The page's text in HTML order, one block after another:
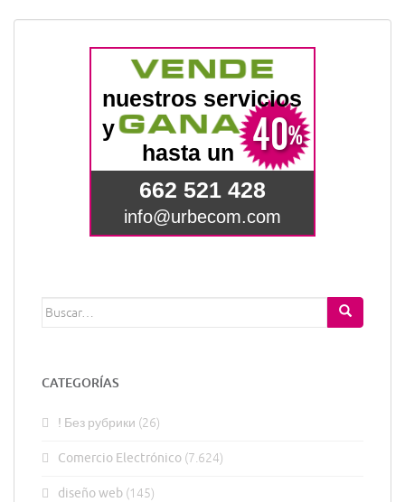
Buscar:
CATEGORÍAS
! Без рубрики (26)
Comercio Electrónico (7.624)
diseño web (145)